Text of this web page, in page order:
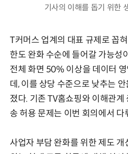
기사의 이해를 돕기 위한
T커머스 업계의 대표 규제로 꼽
한도 완화 수순에 들어갈 가능성
전체 화면 50% 이상을 데이터
데, 이를 상당 수준으로 낮추는
졌다. 기존 TV홈쇼핑와 이해관계
송 허용 문제는 이번 회의에서 다
사업자 부담 완화를 위한 제도